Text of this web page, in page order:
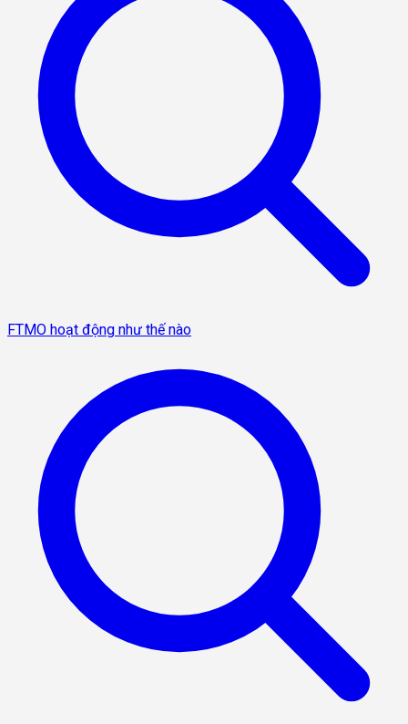
FTMO hoạt động như thế nào